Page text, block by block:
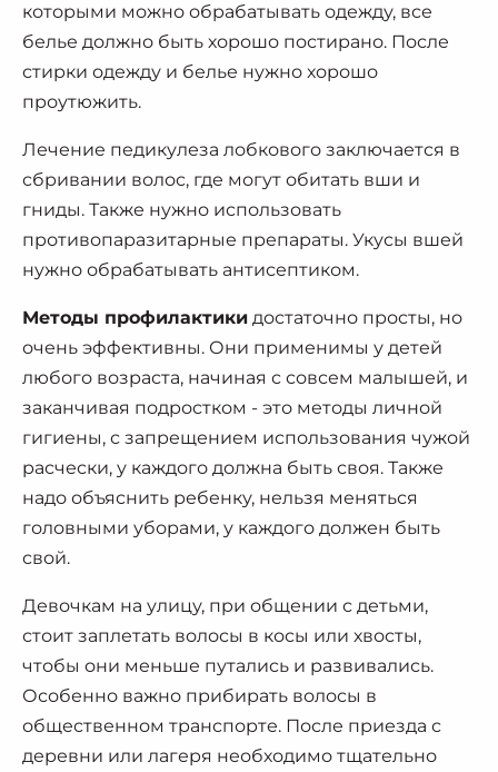
которыми можно обрабатывать одежду, все
белье должно быть хорошо постирано. После
стирки одежду и белье нужно хорошо
проутюжить.
Лечение педикулеза лобкового заключается в
сбривании волос, где могут обитать вши и
гниды. Также нужно использовать
противопаразитарные препараты. Укусы вшей
нужно обрабатывать антисептиком.
Методы профилактики достаточно просты, но
очень эффективны. Они применимы у детей
любого возраста, начиная с совсем малышей, и
заканчивая подростком - это методы личной
гигиены, с запрещением использования чужой
расчески, у каждого должна быть своя. Также
надо объяснить ребенку, нельзя меняться
головными уборами, у каждого должен быть
свой.
Девочкам на улицу, при общении с детьми,
стоит заплетать волосы в косы или хвосты,
чтобы они меньше путались и развивались.
Особенно важно прибирать волосы в
общественном транспорте. После приезда с
деревни или лагеря необходимо тщательно